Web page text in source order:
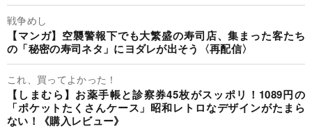
戦争めし
【マンガ】空襲警報下でも大繁盛の寿司店、集まった客たち
の「秘密の寿司ネタ」にヨダレが出そう〈再配信〉
これ、買ってよかった！
【しまむら】お薬手帳と診察券45枚がスッポリ！1089円の
「ポケットたくさんケース」昭和レトロなデザインがたまら
ない！《購入レビュー》